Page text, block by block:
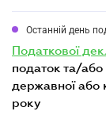
Останній день
податкової
податок та/або
державної або
року